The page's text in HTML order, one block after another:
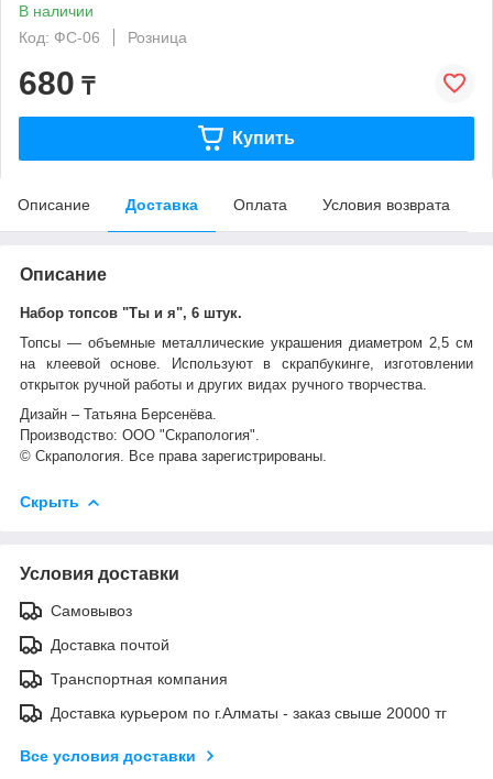
В наличии
Код: ФС-06
Розница
680 ₸
Купить
Описание Доставка Оплата Условия возврата
Описание
Набор топсов "Ты и я", 6 штук.
Топсы ― объемные металлические украшения диаметром 2,5 см
на клеевой основе. Используют в скрапбукинге, изготовлении
открыток ручной работы и других видах ручного творчества.
Дизайн – Татьяна Берсенёва.
Производство: ООО "Скрапология".
© Скрапология. Все права зарегистрированы.
Скрыть
Условия доставки
Самовывоз
Доставка почтой
Транспортная компания
Доставка курьером по г.Алматы - заказ свыше 20000 тг
Все условия доставки